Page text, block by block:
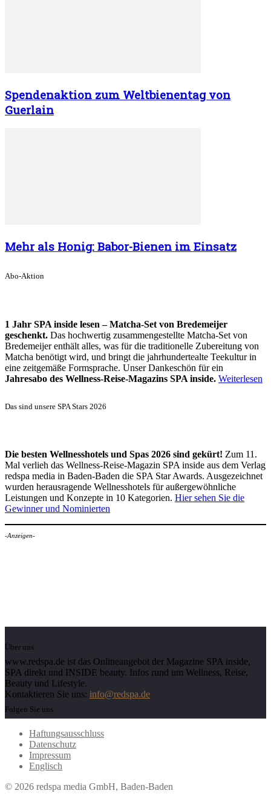
Spendenaktion zum Weltbienentag von
Guerlain
Mehr als Honig: Babor-Bienen im Einsatz
Abo-Aktion
1 Jahr SPA inside lesen – Matcha-Set von Bredemeijer
geschenkt. Das hochwertig zusammengestellte Matcha-Set von
Bredemeijer enthält alles, was für die traditionelle Zubereitung von
Matcha benötigt wird, und bringt die jahrhundertealte Teekultur in
eine zeitgemäße Formsprache. Unser Dankeschön für ein
Jahresabo des Wellness-Reise-Magazins SPA inside. Weiterlesen
Das sind unsere SPA Stars 2026
Die besten Wellnesshotels und Spas 2026 sind gekürt! Zum 11.
Mal verlieh das Wellness-Reise-Magazin SPA inside aus dem Verlag
redspa media in Baden-Baden die SPA Star Awards. Ausgezeichnet
wurden herausragende Wellnesshotels für außergewöhnliche
Leistungen und Konzepte in 10 Kategorien. Hier sehen Sie die
Gewinner und Nominierten
-Anzeigen-
Über uns
www.redspa.de ist das Onlineangebot der Magazine SPA inside,
SPA direkt und INSIDE beauty. Infos rund um Wellness, Reise,
Beauty und Lifestyle.
Kontaktieren Sie uns: info@redspa.de
Folgen Sie uns
Haftungsausschluss
Datenschutz
Impressum
Englisch
© 2026 redspa media GmbH, Baden-Baden